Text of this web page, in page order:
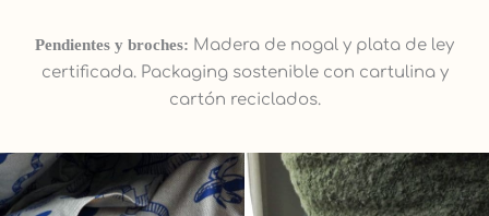
Pendientes y broches: Madera de nogal y plata de ley
certificada. Packaging sostenible con cartulina y
cartón reciclados.